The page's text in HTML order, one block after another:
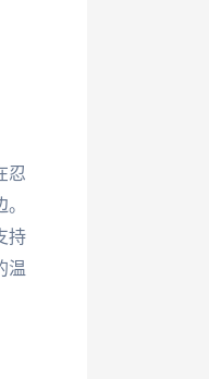
忍
持
温